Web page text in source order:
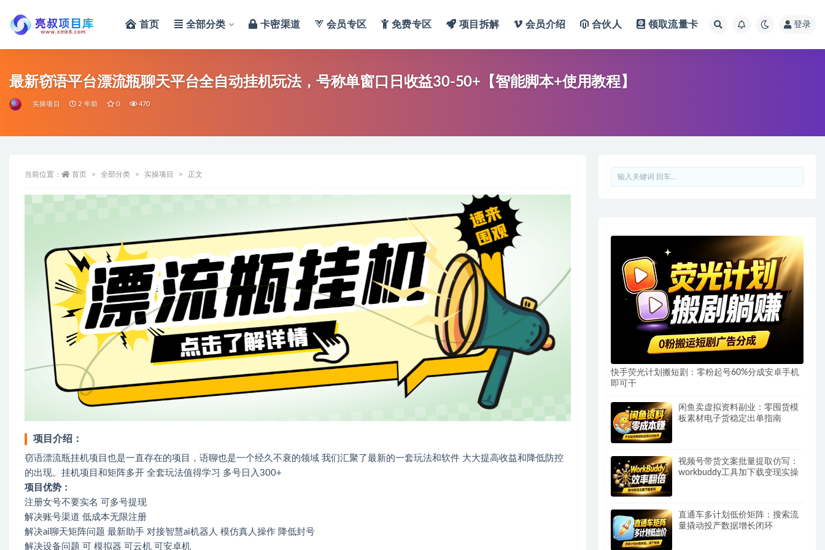
首页 全部分类 卡密渠道 会员专区 免费专区 项目拆解 会员介绍 合伙人 领取流量卡 登录
最新窃语平台漂流瓶聊天平台全自动挂机玩法，号称单窗口日收益30-50+【智能脚本+使用教程】
实操项目 2 年前 0 470
当前位置： 首页 全部分类 实操项目 正文
项目介绍：
窃语漂流瓶挂机项目也是一直存在的项目，语聊也是一个经久不衰的领域 我们汇聚了最新的一套玩法和软件 大大提高收益和降低防控
的出现。挂机项目和矩阵多开 全套玩法值得学习 多号日入300+
项目优势：
注册女号不要实名 可多号提现
解决账号渠道 低成本无限注册
解决ai聊天矩阵问题 最新助手 对接智慧ai机器人 模仿真人操作 降低封号
解决设备问题 可 模拟器 可云机 可安卓机
快手荧光计划搬短剧：零粉起号60%分成安卓手机
即可干
闲鱼卖虚拟资料副业：零囤货模
板素材电子货稳定出单指南
视频号带货文案批量提取仿写：
workbuddy工具加下载变现实操
直通车多计划低价矩阵：搜索流
量撬动投产数据增长闭环